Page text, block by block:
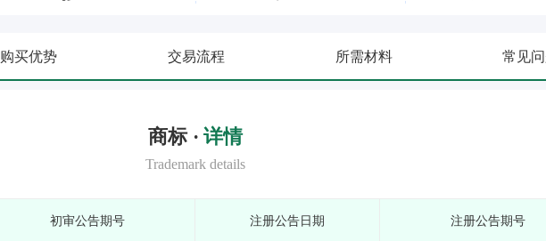
购买优势 交易流程 所需材料 常见
商标 · 详情
Trademark details
初审公告期号 注册公告日期 注册公告期号